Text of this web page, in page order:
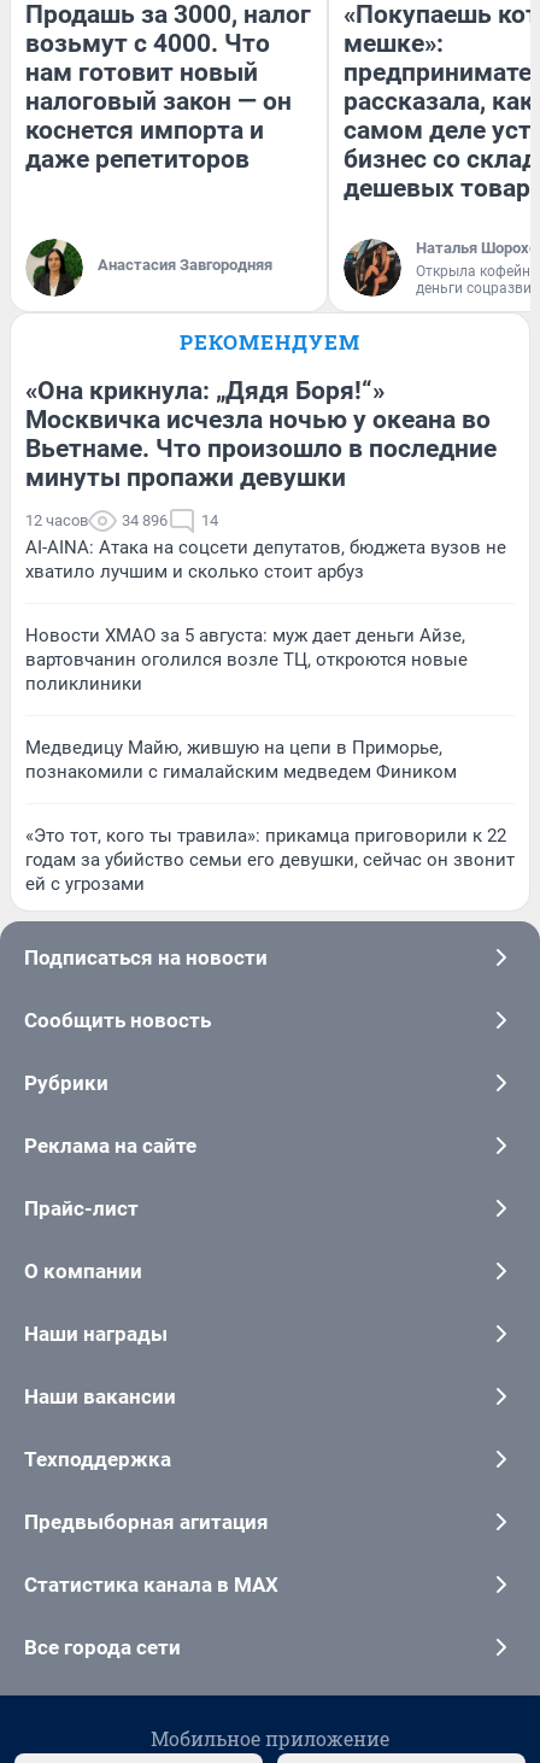
Продашь за 3000, налог
возьмут с 4000. Что
нам готовит новый
налоговый закон — он
коснется импорта и
даже репетиторов
Анастасия Завгородняя
«Покупаешь
мешке»:
рассказала, как
самом деле
бизнес со
дешевых
Наталья
Открыла
деньги
РЕКОМЕНДУЕМ
«Она крикнула: „Дядя Боря!“»
Москвичка исчезла ночью у океана во
Вьетнаме. Что произошло в последние
минуты пропажи девушки
12 часов 34 896 14
AI-AINA: Атака на соцсети депутатов, бюджета вузов не
хватило лучшим и сколько стоит арбуз
Новости ХМАО за 5 августа: муж дает деньги Айзе,
вартовчанин оголился возле ТЦ, откроются новые
поликлиники
Медведицу Майю, жившую на цепи в Приморье,
познакомили с гималайским медведем Фиником
«Это тот, кого ты травила»: прикамца приговорили к 22
годам за убийство семьи его девушки, сейчас он звонит
ей с угрозами
Подписаться на новости
Сообщить новость
Рубрики
Реклама на сайте
Прайс-лист
О компании
Наши награды
Наши вакансии
Техподдержка
Предвыборная агитация
Статистика канала в MAX
Все города сети
Мобильное приложение